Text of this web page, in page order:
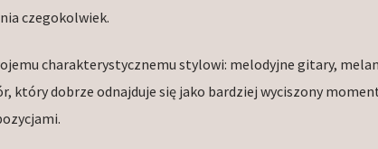
czegokolwiek.
charakterystycznemu stylowi: melodyjne gitary,
który dobrze odnajduje się jako bardziej wyciszony